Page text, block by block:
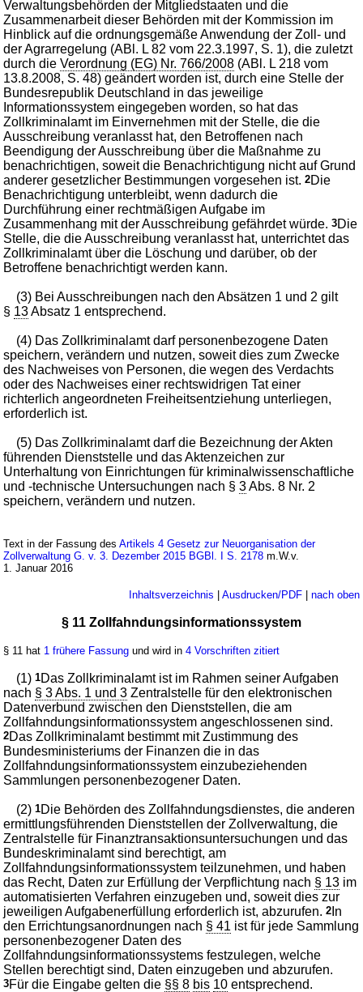
Verwaltungsbehörden der Mitgliedstaaten und die
Zusammenarbeit dieser Behörden mit der Kommission im
Hinblick auf die ordnungsgemäße Anwendung der Zoll- und
der Agrarregelung (ABl. L 82 vom 22.3.1997, S. 1), die zuletzt
durch dieVerordnung (EG) Nr. 766/2008 (ABl. L 218 vom
13.8.2008, S. 48) geändert worden ist, durch eine Stelle der
Bundesrepublik Deutschland in das jeweilige
Informationssystem eingegeben worden, so hat das
Zollkriminalamt im Einvernehmen mit der Stelle, die die
Ausschreibung veranlasst hat, den Betroffenen nach
Beendigung der Ausschreibung über die Maßnahme zu
benachrichtigen, soweit die Benachrichtigung nicht auf Grund
anderer gesetzlicher Bestimmungen vorgesehen ist.2Die
Benachrichtigung unterbleibt, wenn dadurch die
Durchführung einer rechtmäßigen Aufgabe im
Zusammenhang mit der Ausschreibung gefährdet würde.3Die
Stelle, die die Ausschreibung veranlasst hat, unterrichtet das
Zollkriminalamt über die Löschung und darüber, ob der
Betroffene benachrichtigt werden kann.
(3) Bei Ausschreibungen nach den Absätzen 1 und 2 gilt
§ 13Absatz 1 entsprechend.
(4) Das Zollkriminalamt darf personenbezogene Daten
speichern, verändern und nutzen, soweit dies zum Zwecke
des Nachweises von Personen, die wegen des Verdachts
oder des Nachweises einer rechtswidrigen Tat einer
richterlich angeordneten Freiheitsentziehung unterliegen,
erforderlich ist.
(5) Das Zollkriminalamt darf die Bezeichnung der Akten
führenden Dienststelle und das Aktenzeichen zur
Unterhaltung von Einrichtungen für kriminalwissenschaftliche
und -technische Untersuchungen nach §3Abs. 8 Nr. 2
speichern, verändern und nutzen.
Text in der Fassung desArtikels 4 Gesetz zur Neuorganisation der
Zollverwaltung G. v. 3. Dezember 2015 BGBl. I S. 2178 m.W.v.
1. Januar 2016
Inhaltsverzeichnis Ausdrucken/PDF| nach oben
§ 11 Zollfahndungsinformationssystem
§ 11 hat 1 frühere Fassung und wird in4 Vorschriften zitiert
(1)1Das Zollkriminalamt ist im Rahmen seiner Aufgaben
nach § 3 Abs. 1 und 3 Zentralstelle für den elektronischen
Datenverbund zwischen den Dienststellen, die am
Zollfahndungsinformationssystem angeschlossenen sind.
2Das Zollkriminalamt bestimmt mit Zustimmung des
Bundesministeriums der Finanzen die in das
Zollfahndungsinformationssystem einzubeziehenden
Sammlungen personenbezogener Daten.
(2)1Die Behörden des Zollfahndungsdienstes, die anderen
ermittlungsführenden Dienststellen der Zollverwaltung, die
Zentralstelle für Finanztransaktionsuntersuchungen und das
Bundeskriminalamt sind berechtigt, am
Zollfahndungsinformationssystem teilzunehmen, und haben
das Recht, Daten zur Erfüllung der Verpflichtung nach § 13 im
automatisierten Verfahren einzugeben und, soweit dies zur
jeweiligen Aufgabenerfüllung erforderlich ist, abzurufen.2 In
den Errichtungsanordnungen nach § 41 ist für jede Sammlung
personenbezogener Daten des
Zollfahndungsinformationssystems festzulegen, welche
Stellen berechtigt sind, Daten einzugeben und abzurufen.
3Für die Eingabe gelten die §§ 8 bis 10 entsprechend.